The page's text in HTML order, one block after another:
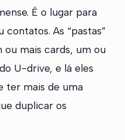
É o lugar para
As “pastas”
ou mais cards, um ou
U-drive, e lá eles
ter mais de uma
duplicar os